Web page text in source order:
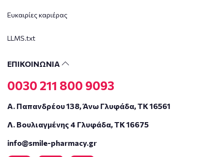
Ευκαιρίες καριέρας
LLMS.txt
ΕΠΙΚΟΙΝΩΝΙΑ
0030 211 800 9093
Α. Παπανδρέου 138, Άνω Γλυφάδα, ΤΚ 16561
Λ. Βουλιαγμένης 4 Γλυφάδα, ΤΚ 16675
info@smile-pharmacy.gr